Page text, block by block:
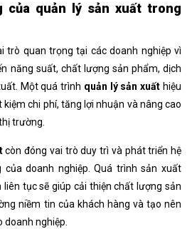
của quản lý sản xuất trong
trò quan trọng tại các doanh nghiệp vì
năng suất, chất lượng sản phẩm, dịch
Một quá trình quản lý sản xuất hiệu
chi phí, tăng lợi nhuận và nâng cao
trường.
còn đóng vai trò duy trì và phát triển hệ
doanh nghiệp. Quá trình sản xuất
tục sẽ giúp cải thiện chất lượng sản
niềm tin của khách hàng và tạo nên
doanh nghiệp.